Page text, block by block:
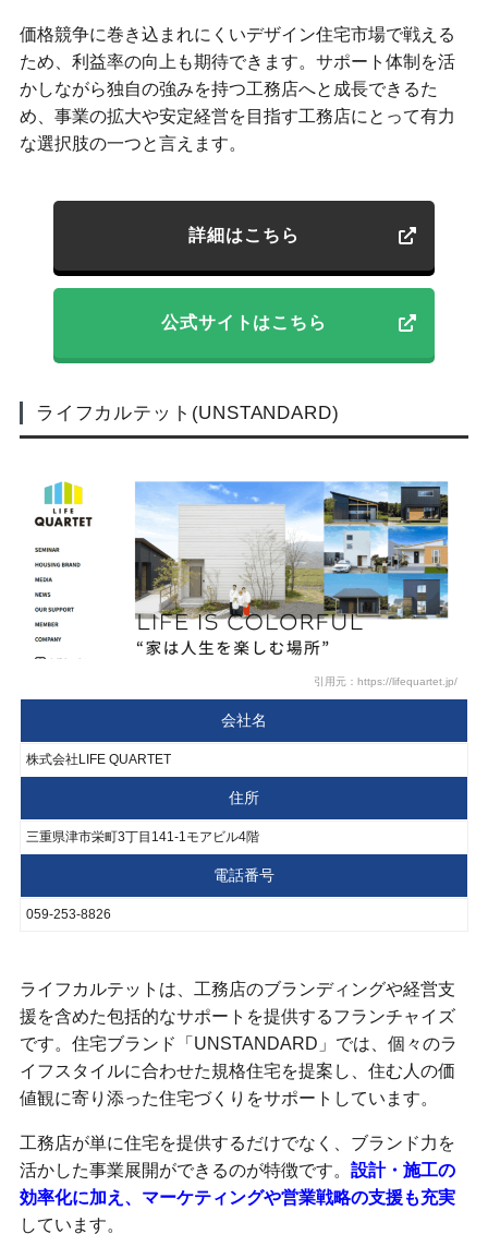
価格競争に巻き込まれにくいデザイン住宅市場で戦える
ため、利益率の向上も期待できます。サポート体制を活
かしながら独自の強みを持つ工務店へと成長できるた
め、事業の拡大や安定経営を目指す工務店にとって有力
な選択肢の一つと言えます。
詳細はこちら
公式サイトはこちら
ライフカルテット(UNSTANDARD)
引用元：https://lifequartet.jp/
会社名
株式会社LIFE QUARTET
住所
三重県津市栄町3丁目141-1モアビル4階
電話番号
059-253-8826
ライフカルテットは、工務店のブランディングや経営支
援を含めた包括的なサポートを提供するフランチャイズ
です。住宅ブランド「UNSTANDARD」では、個々のラ
イフスタイルに合わせた規格住宅を提案し、住む人の価
値観に寄り添った住宅づくりをサポートしています。
工務店が単に住宅を提供するだけでなく、ブランド力を
活かした事業展開ができるのが特徴です。 設計・施工の
効率化に加え、マーケティングや営業戦略の支援も充実
しています。